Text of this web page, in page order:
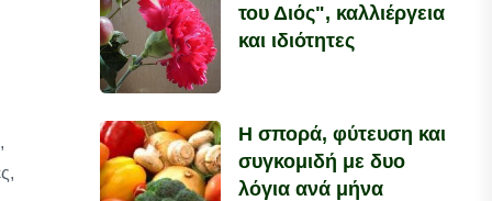
του Διός", καλλιέργεια
και ιδιότητες
Η σπορά, φύτευση και
συγκομιδή με δυο
λόγια ανά μήνα